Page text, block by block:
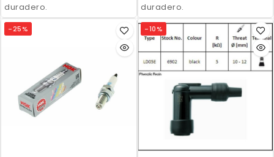
duradero.
duradero.
-25% -10%